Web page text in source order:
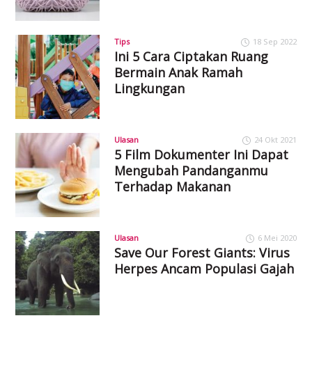
Tips 18 Sep 2022
Ini 5 Cara Ciptakan Ruang
Bermain Anak Ramah
Lingkungan
Ulasan 24 Okt 2021
5 Film Dokumenter Ini Dapat
Mengubah Pandanganmu
Terhadap Makanan
Ulasan 6 Mei 2020
Save Our Forest Giants: Virus
Herpes Ancam Populasi Gajah